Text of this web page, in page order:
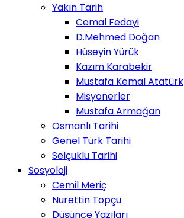
Yakın Tarih
Cemal Fedayi
D.Mehmed Doğan
Hüseyin Yürük
Kazım Karabekir
Mustafa Kemal Atatürk
Misyonerler
Mustafa Armağan
Osmanlı Tarihi
Genel Türk Tarihi
Selçuklu Tarihi
Sosyoloji
Cemil Meriç
Nurettin Topçu
Düşünce Yazıları